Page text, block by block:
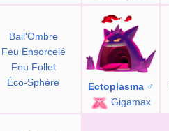
Ball'Ombre
Feu Ensorcelé
Feu Follet
Éco-Sphère
Ectoplasma ♂
Gigamax